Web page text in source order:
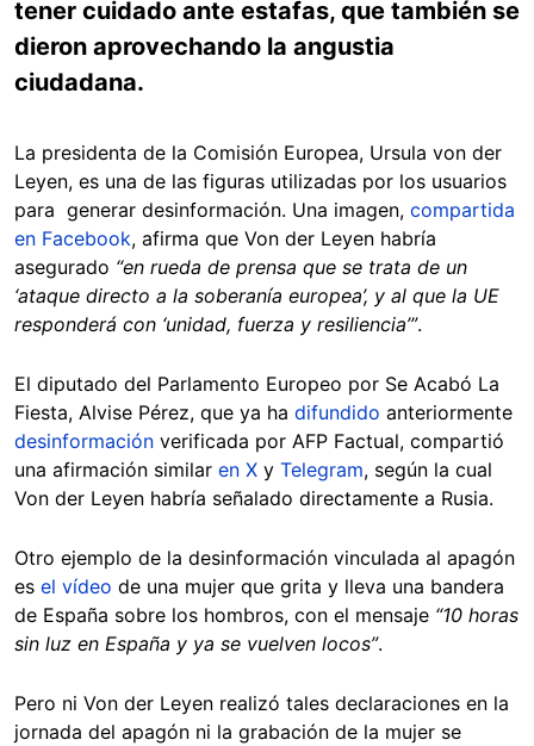
tener cuidado ante estafas, que también se
dieron aprovechando la angustia
ciudadana.
La presidenta de la Comisión Europea, Ursula von der
Leyen, es una de las figuras utilizadas por los usuarios
para generar desinformación. Una imagen, compartida
en Facebook, afirma que Von der Leyen habría
asegurado “en rueda de prensa que se trata de un
‘ataque directo a la soberanía europea’, y al que la UE
responderá con ‘unidad, fuerza y resiliencia’”.
El diputado del Parlamento Europeo por Se Acabó La
Fiesta, Alvise Pérez, que ya ha difundido anteriormente
desinformación verificada por AFP Factual, compartió
una afirmación similar en X y Telegram, según la cual
Von der Leyen habría señalado directamente a Rusia.
Otro ejemplo de la desinformación vinculada al apagón
es el vídeo de una mujer que grita y lleva una bandera
de España sobre los hombros, con el mensaje “10 horas
sin luz en España y ya se vuelven locos”.
Pero ni Von der Leyen realizó tales declaraciones en la
jornada del apagón ni la grabación de la mujer se